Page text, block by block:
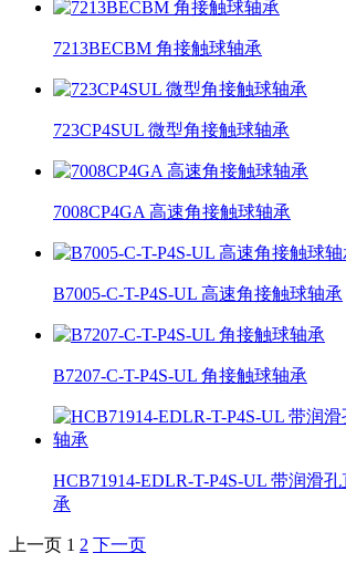
7213BECBM 角接触球轴承
723CP4SUL 微型角接触球轴承
7008CP4GA 高速角接触球轴承
B7005-C-T-P4S-UL 高速角接触球轴承
B7207-C-T-P4S-UL 角接触球轴承
HCB71914-EDLR-T-P4S-UL 带润滑
承
上一页 1 2 下一页